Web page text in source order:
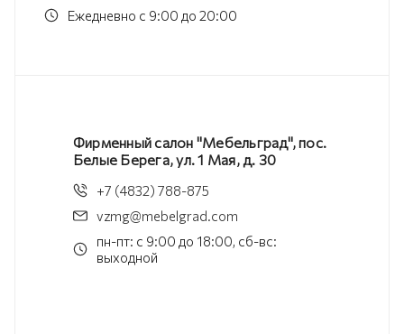
Ежедневно с 9:00 до 20:00
Фирменный салон "Мебельград", пос.
Белые Берега, ул. 1 Мая, д. 30
+7 (4832) 788-875
vzmg@mebelgrad.com
пн-пт: с 9:00 до 18:00, сб-вс:
выходной